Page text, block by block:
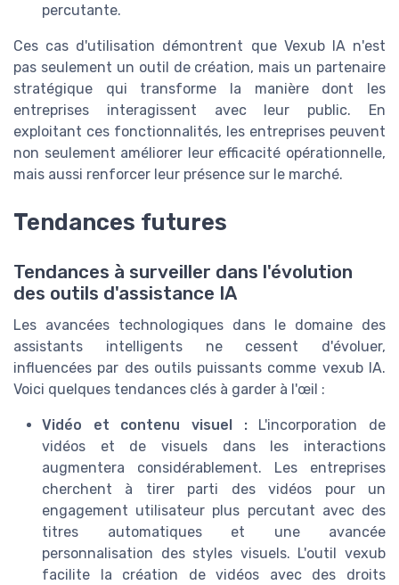
percutante.
Ces cas d'utilisation démontrent que Vexub IA n'est
pas seulement un outil de création, mais un partenaire
stratégique qui transforme la manière dont les
entreprises interagissent avec leur public. En
exploitant ces fonctionnalités, les entreprises peuvent
non seulement améliorer leur efficacité opérationnelle,
mais aussi renforcer leur présence sur le marché.
Tendances futures
Tendances à surveiller dans l'évolution
des outils d'assistance IA
Les avancées technologiques dans le domaine des
assistants intelligents ne cessent d'évoluer,
influencées par des outils puissants comme vexub IA.
Voici quelques tendances clés à garder à l'œil :
Vidéo et contenu visuel :L'incorporation de
vidéos et de visuels dans les interactions
augmentera considérablement. Les entreprises
cherchent à tirer parti des vidéos pour un
engagement utilisateur plus percutant avec des
titres automatiques et une avancée
personnalisation des styles visuels. L'outil vexub
facilite la création de vidéos avec des droits